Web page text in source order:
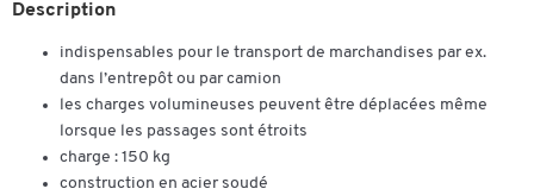
Description
indispensables pour le transport de marchandises par ex.
dans l’entrepôt ou par camion
les charges volumineuses peuvent être déplacées même
lorsque les passages sont étroits
charge : 150 kg
construction en acier soudé